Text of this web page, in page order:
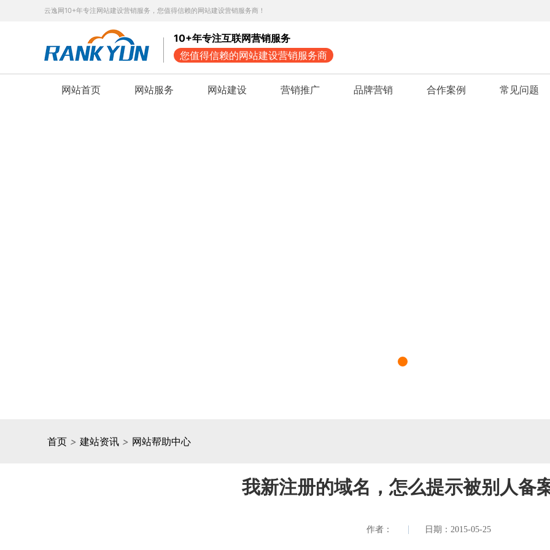
云逸网10+年专注网站建设营销服务，您值得信赖的网站建设营销服务商！
10+年专注互联网营销服务
您值得信赖的网站建设营销服务商
网站首页 网站服务 网站建设 营销推广 品牌营销 合作案例 常见问题
首页 > 建站资讯 > 网站帮助中心
我新注册的域名，怎么提示被别人备
作者： 日期：2015-05-25